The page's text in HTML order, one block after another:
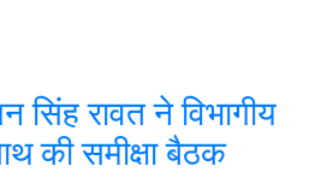
सिंह रावत ने विभागीय
की समीक्षा बैठक